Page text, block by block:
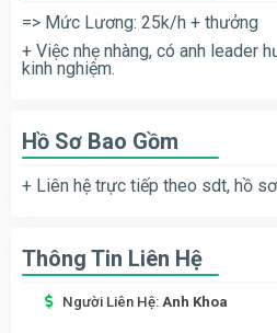
=> Mức Lương: 25k/h + thưởng
+ Việc nhẹ nhàng, có anh leader
kinh nghiệm.
Hồ Sơ Bao Gồm
+ Liên hệ trực tiếp theo sdt, hồ
Thông Tin Liên Hệ
Người Liên Hệ: Anh Khoa